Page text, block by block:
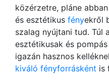
közérzetre, pláne
és esztétikus fényekről
szalag nyújtani tud. Túl
esztétikusak és
igazán hasznos
kiváló fényforrásként is